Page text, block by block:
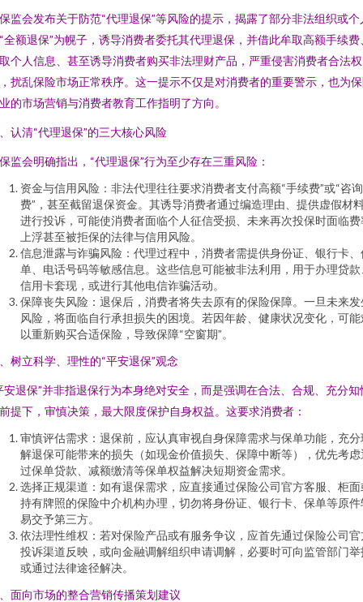
监会发布关于防范“代理退保”等风险的提示，揭露了部分非法组织或个
全额退保”为幌子，诱导消费者委托其代理退保，并借此牟取高额手续费
个人信息、甚至诱导消费者购买非法理财产品，严重侵害消费者合法权
扰乱保险市场正常秩序。这一提示不仅是对消费者的重要警示，也为
的市场营销与消费者教育工作指明了方向。
认清“代理退保”的三大核心风险
监会明确指出，“代理退保”行为至少存在三重风险：
资金与信用风险：非法代理往往要求消费者支付高额“手续费”或“咨询
费”，甚至截留退保资金。其诱导消费者通过编造理由、提供虚假材
进行投诉，可能使消费者面临个人征信受损、未来再次投保时面临费
上浮甚至被拒保的法律与信用风险。
信息泄露与诈骗风险：代理过程中，消费者需提供身份证、银行卡、
单、电话号码等敏感信息。这些信息可能被非法利用，用于办理贷款
信用卡套现，或进行其他电信诈骗活动。
保障丧失风险：退保后，消费者将失去原有的保险保障。一旦未来发
风险，将面临自行承担损失的困境。若因年龄、健康状况变化，可能
以重新购买合适保险，导致保障“空窗期”。
树立科学、理性的“平安退保”观念
安退保”并非指退保行为本身绝对安全，而是强调在合法、合规、充分知
提下，审慎决策，最大限度保护自身权益。这要求消费者：
审慎评估需求：退保前，应认真审视自身保障需求与保单功能，充分
解退保可能带来的损失（如现金价值损失、保障中断等），优先考虑
过保单贷款、减额缴清等保单权益解决短期资金需求。
选择正规渠道：如有退保需求，应直接通过保险公司官方客服、柜面
持有牌照的保险中介机构办理，切勿将身份证、银行卡、保单等原件
易交予第三方。
依法理性维权：若对保险产品或有服务争议，应首先通过保险公司官
投诉渠道反映，或向金融调解组织申请调解，必要时可向监管部门举
或通过法律途径解决。
面向市场的整合营销传播策划建议